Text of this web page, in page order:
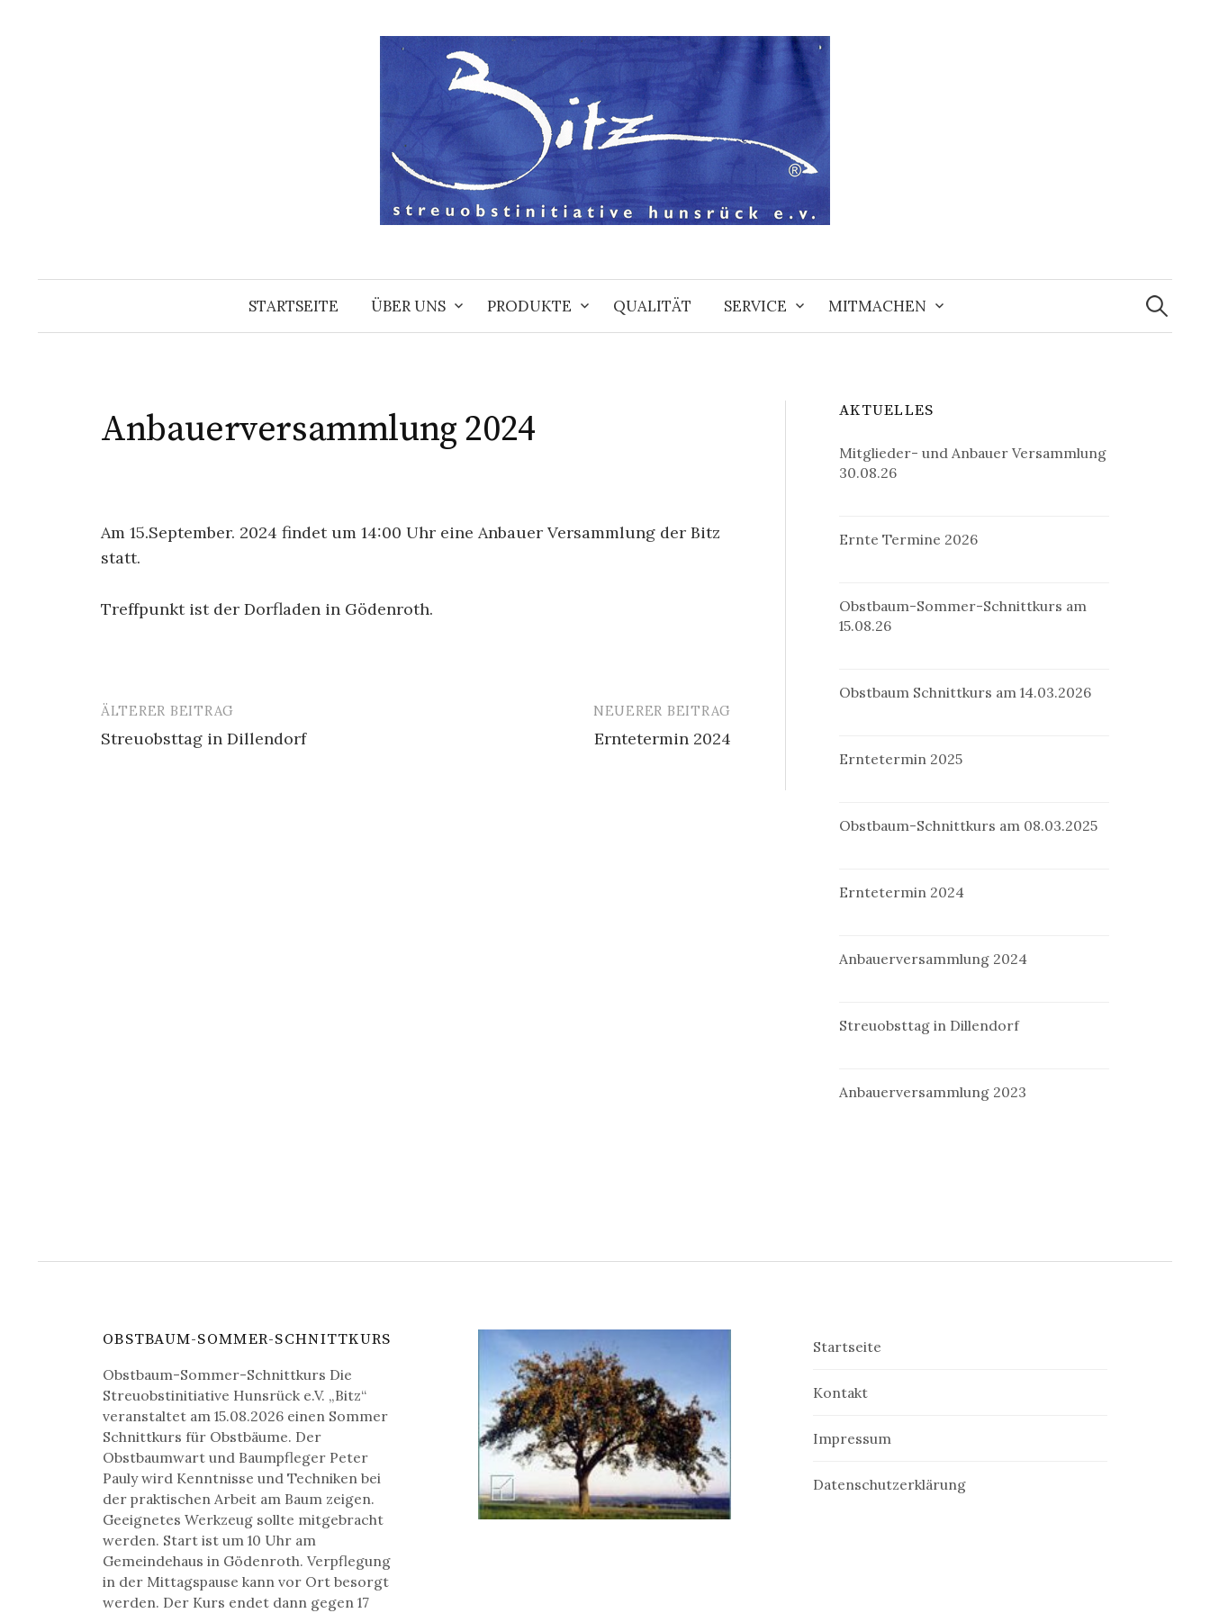
STARTSEITE ÜBER UNS PRODUKTE QUALITÄT SERVICE MITMACHEN
Suchen
nach:
Anbauerversammlung 2024
Am 15.September. 2024 findet um 14:00 Uhr eine Anbauer Versammlung der Bitz
statt.
Treffpunkt ist der Dorfladen in Gödenroth.
Beitrags-
Navigation
ÄLTERER BEITRAG
Streuobsttag in Dillendorf
NEUERER BEITRAG
Erntetermin 2024
AKTUELLES
Mitglieder- und Anbauer Versammlung
30.08.26
Ernte Termine 2026
Obstbaum-Sommer-Schnittkurs am
15.08.26
Obstbaum Schnittkurs am 14.03.2026
Erntetermin 2025
Obstbaum-Schnittkurs am 08.03.2025
Erntetermin 2024
Anbauerversammlung 2024
Streuobsttag in Dillendorf
Anbauerversammlung 2023
OBSTBAUM-SOMMER-SCHNITTKURS
Obstbaum-Sommer-Schnittkurs Die
Streuobstinitiative Hunsrück e.V. „Bitz“
veranstaltet am 15.08.2026 einen Sommer
Schnittkurs für Obstbäume. Der
Obstbaumwart und Baumpfleger Peter
Pauly wird Kenntnisse und Techniken bei
der praktischen Arbeit am Baum zeigen.
Geeignetes Werkzeug sollte mitgebracht
werden. Start ist um 10 Uhr am
Gemeindehaus in Gödenroth. Verpflegung
in der Mittagspause kann vor Ort besorgt
werden. Der Kurs endet dann gegen 17
Startseite
Kontakt
Impressum
Datenschutzerklärung